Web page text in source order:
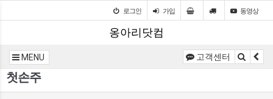
로그인 가입 동영상
옹아리닷컴
MENU 고객센터
첫손주